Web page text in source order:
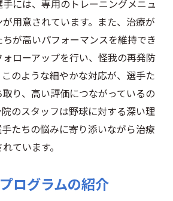
には、専用のトレーニングメニュ
用意されています。また、治療が
が高いパフォーマンスを維持でき
ローアップを行い、怪我の再発防
のような細やかな対応が、選手た
り、高い評価につながっているの
のスタッフは野球に対する深い理
たちの悩みに寄り添いながら治療
ています。
ログラムの紹介